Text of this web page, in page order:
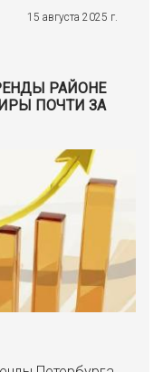
15 августа 2025 г.
РАЙОНЕ
ПОЧТИ ЗА